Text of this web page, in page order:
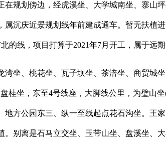
规划傍边，经虎溪坐、大学城南坐、寨
沉庆近景规划线年前建成通车。暂无扶植
的线，项目打算于2021年7月开工，属于远期
、桃花坐、瓦子坝坐、茶涪坐、商贸城
桂坐，东至4号线座，大脚线公里，为璧
方公园东三、纵一至线起点花石沟坐。王
别离是石马立交坐、玉带山坐、盘溪坐、